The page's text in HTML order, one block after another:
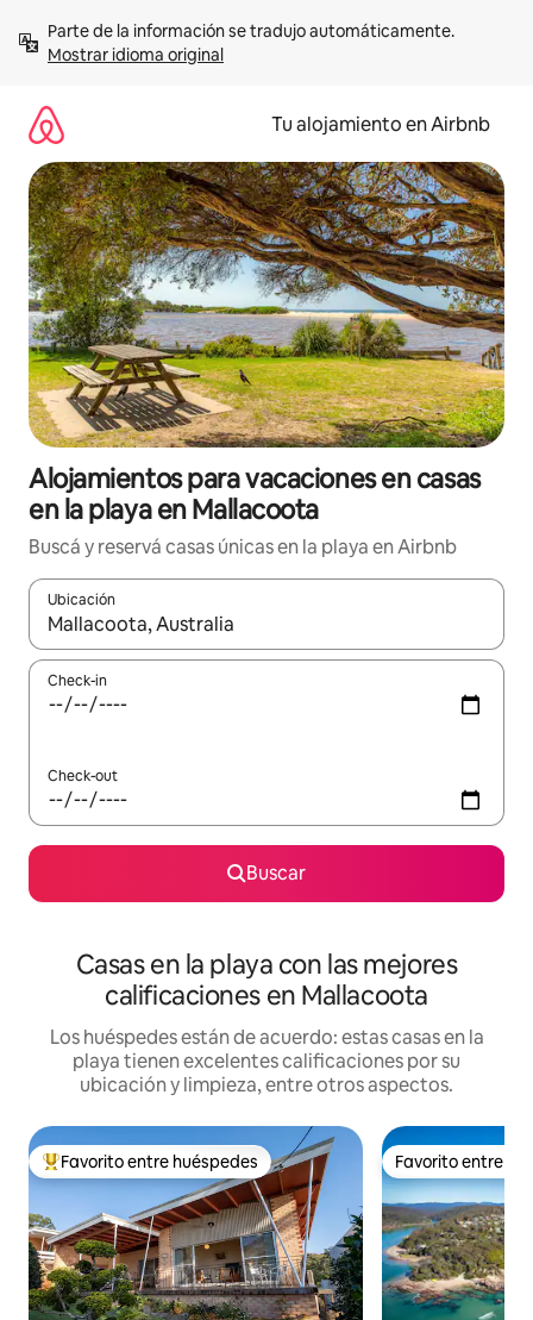
contenidoMostrar idioma original
Tu alojamiento en Airbnb
Alojamientos para vacaciones en casas
en la playa en Mallacoota
Buscá y reservá casas únicas en la playa en Airbnb
Ubicación
Cuando los resultados estén disponibles, navegá con las
Check-in
Check-out
Buscar
Casas en la playa con las mejores
calificaciones en Mallacoota
Los huéspedes están de acuerdo: estas casas en la
playa tienen excelentes calificaciones por su
ubicación y limpieza, entre otros aspectos.
Favorito entre los huéspedes más destacados
Favorito entre huéspedes Favorito entre
Favorito entre